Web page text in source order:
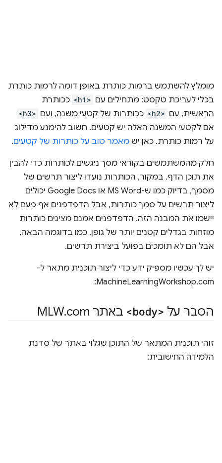
מומלץ להשתמש ברמות כותרת באופן דומה לרמות כותרת
בכלי לעריכת טקסט: מתחילים עם <h1> ככותרת
הראשית, עם <h2> ככותרות של קטעי משנה, ועם <h3>
אם לקטעי המשנה האלה יש קטעים. חשוב להימנע מדילוג
על רמות כותרת. כאן יש מאמר טוב על כותרות של קטעים.
חלק מהמשתמשים בקוראי מסך ניגשים לכותרות כדי להבין
את תוכן הדף. במקור, הכותרות נועדו ליצור תרשים של
מסמך, בדיוק כמו ש-MS Word או Google Docs יכולים
ליצור תרשים על סמך כותרות, אבל הדפדפנים אף פעם לא
יישמו את המבנה הזה. הדפדפנים אמנם מציגים כותרות
מוזחות בגדלים קטנים יותר של גופן, כמו בדוגמה הבאה,
אבל הם לא תומכים בפועל ביצירת תרשים.
יש לך עכשיו מספיק ידע כדי ליצור תוכנית מתאר ל-
MachineLearningWorkshop.com:
הסבר על <body> באתר MLW .com
זוהי תוכנית המתאר של התוכן שגלוי באתר של סדנת
הלמידה החישובית: